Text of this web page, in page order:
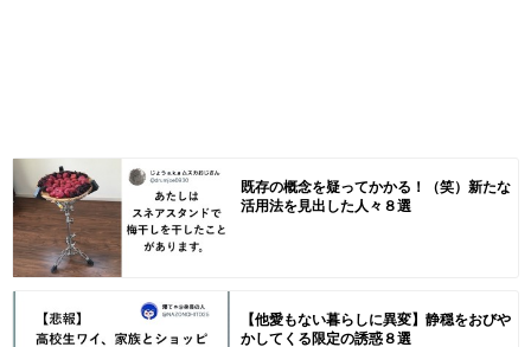
既存の概念を疑ってかかる！（笑）新たな
活用法を見出した人々８選
【他愛もない暮らしに異変】静穏をおびや
かしてくる限定の誘惑８選